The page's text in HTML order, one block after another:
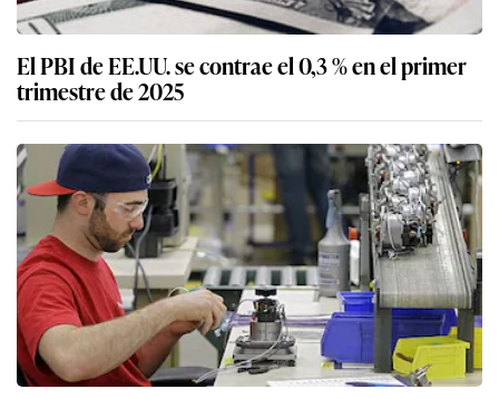
El PBI de EE.UU. se contrae el 0,3 % en el primer
trimestre de 2025